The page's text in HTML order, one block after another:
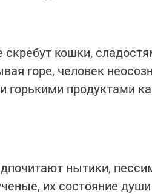
скребут кошки,
горе, человек
горькими продуктами
нытики,
их состояние